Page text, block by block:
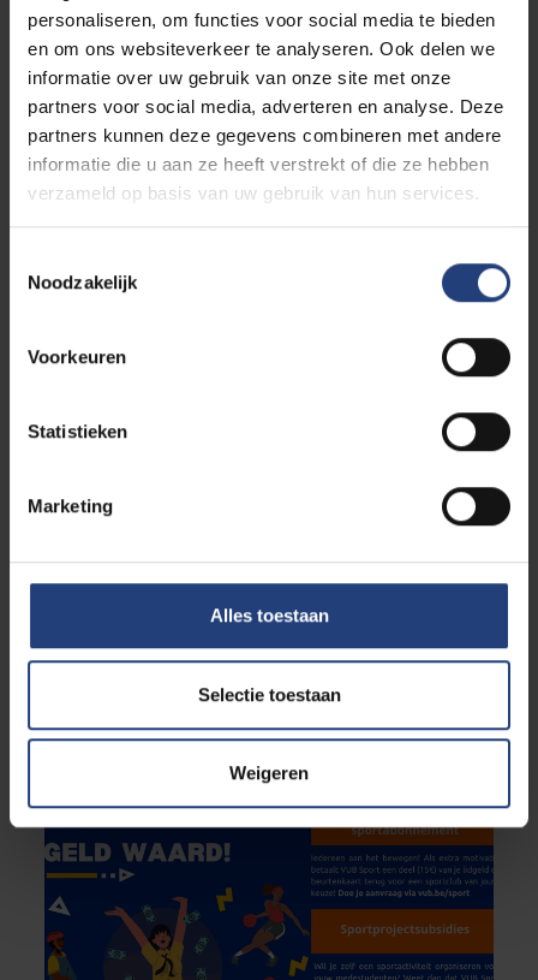
personaliseren, om functies voor social media te bieden
en om ons websiteverkeer te analyseren. Ook delen we
informatie over uw gebruik van onze site met onze
partners voor social media, adverteren en analyse. Deze
partners kunnen deze gegevens combineren met andere
informatie die u aan ze heeft verstrekt of die ze hebben
verzameld op basis van uw gebruik van hun services.
Noodzakelijk
Voorkeuren
Statistieken
Marketing
Alles toestaan
Selectie toestaan
Weigeren
Cyclocross
Wie worden de opvolgers van Eli Iserbyt en Fem Van
Wetenschap en onderzoek
VUB-onderzoekers volgen ultralopers tijdens
Onderzoeksgroep Menselijke Fysiologie en
cognitieve data tijdens Legends Backyard Ultra